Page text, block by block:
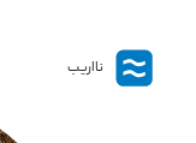
نااریب